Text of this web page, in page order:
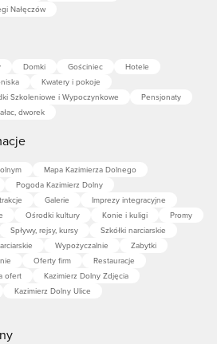
Nałęczów
Domki Gościniec
Hotele
Kwatery i pokoje
Szkoleniowe i Wypoczynkowe
Pensjonaty
dworek
Mapa Kazimierza Dolnego
Pogoda Kazimierz Dolny
Galerie
Imprezy integracyjne
Ośrodki kultury Konie i kuligi
Promy
Spływy, rejsy, kursy
Szkółki narciarskie
Wypożyczalnie
Zabytki
Oferty firm
Restauracje
ofert
Kazimierz Dolny Zdjęcia
Kazimierz Dolny Ulice